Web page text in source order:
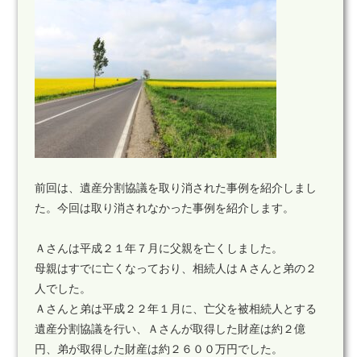
前回は、遺産分割協議を取り消された事例を紹介しまし
た。今回は取り消されなかった事例を紹介します。
Ａさんは平成２１年７月に父親を亡くしました。
母親はすでに亡くなっており、相続人はＡさんと弟の２
人でした。
Ａさんと弟は平成２２年１月に、亡父を被相続人とする
遺産分割協議を行い、Ａさんが取得した財産は約２億
円、弟が取得した財産は約２６００万円でした。